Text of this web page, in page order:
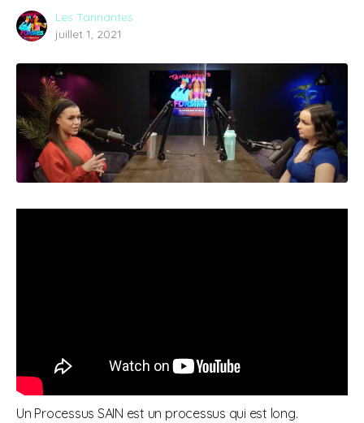
Les Tannantes
juillet 1, 2021
Un Processus SAIN est un processus qui est long.